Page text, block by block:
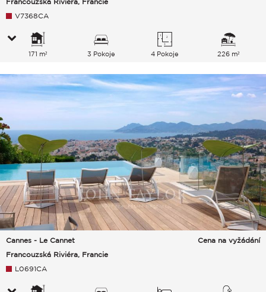
Francouzská Riviéra, Francie
V7368CA
171 m² 3 Pokoje 4 Pokoje 226 m²
Cannes - Le Cannet
Francouzská Riviéra, Francie
Cena na vyžádání
L0691CA